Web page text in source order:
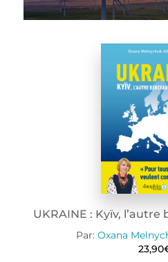
UKRAINE : Kyïv, l’autre
Par: Oxana
23,90